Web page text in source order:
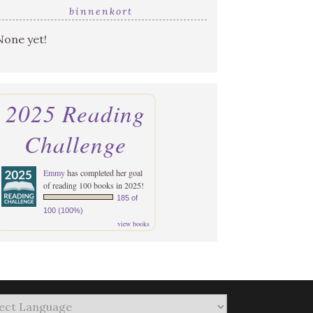
binnenkort
yet!
2025 Reading
Challenge
Emmyhas completed her goal
of reading 100 books in 2025!
185 of
100 (100%)
view books